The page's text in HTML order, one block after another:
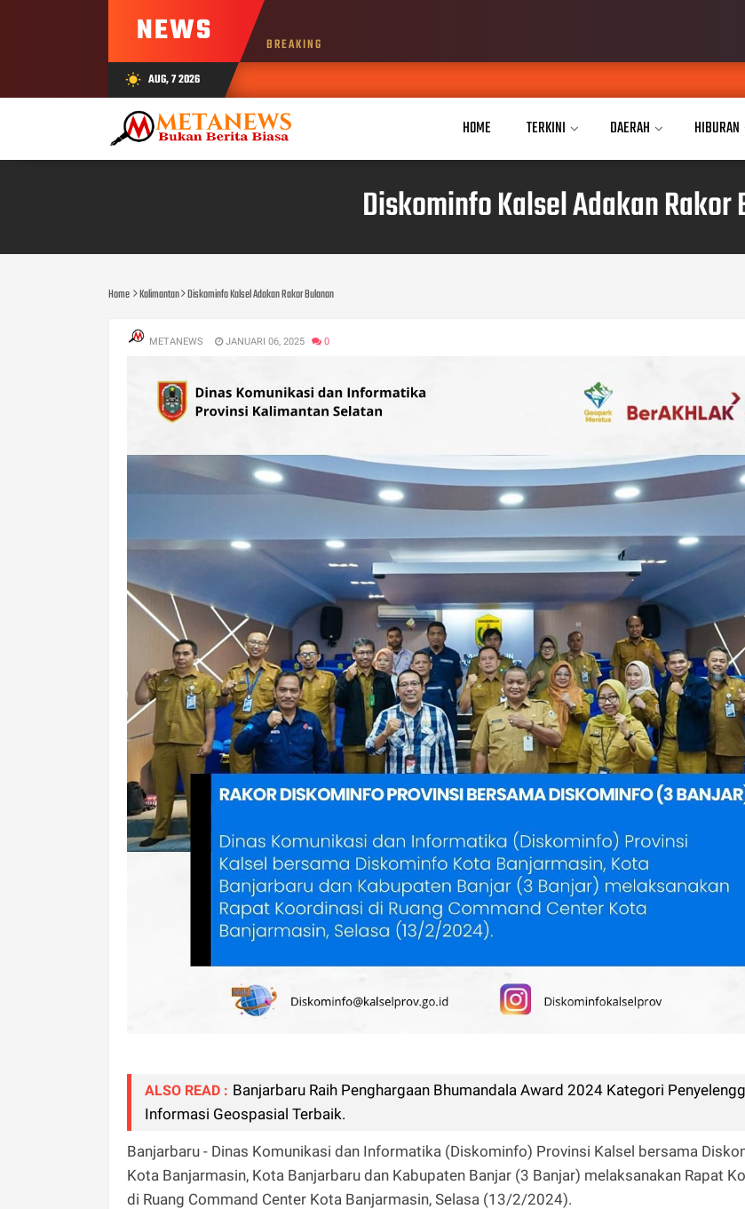
NEWS BREAKING
wb_sunny AUG, 7 2026
HOME TERKINI DAERAH HIBURAN
Diskominfo Kalsel Adakan Rakor
Home Kalimantan Diskominfo Kalsel Adakan Rakor Bulanan
METANEWS JANUARI 06, 2025 0
ALSO READ : Banjarbaru Raih Penghargaan Bhumandala Award 2024 Kategori
Informasi Geospasial Terbaik.
Banjarbaru - Dinas Komunikasi dan Informatika (Diskominfo) Provinsi Kalsel bersama
Kota Banjarmasin, Kota Banjarbaru dan Kabupaten Banjar (3 Banjar) melaksanakan Rapat
di Ruang Command Center Kota Banjarmasin, Selasa (13/2/2024).